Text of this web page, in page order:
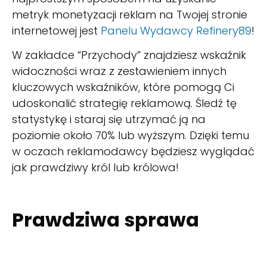
metryk monetyzacji reklam na Twojej stronie
internetowej jest Panelu Wydawcy Refinery89!
W zakładce “Przychody” znajdziesz wskaźnik
widoczności wraz z zestawieniem innych
kluczowych wskaźników, które pomogą Ci
udoskonalić strategię reklamową. Śledź tę
statystykę i staraj się utrzymać ją na
poziomie około 70% lub wyższym. Dzięki temu
w oczach reklamodawcy będziesz wyglądać
jak prawdziwy król lub królowa!
Prawdziwa sprawa